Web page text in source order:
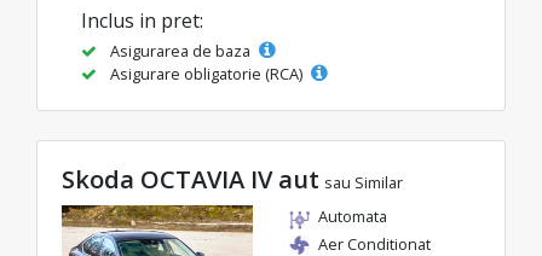
Inclus in pret:
Asigurarea de baza
Asigurare obligatorie (RCA)
Skoda OCTAVIA IV aut sau Similar
Automata
Aer Conditionat